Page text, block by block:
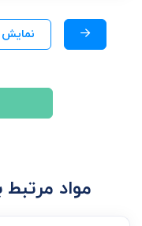
نمایش
مواد